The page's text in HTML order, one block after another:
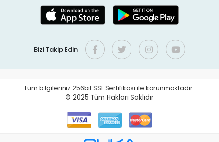
Bizi Takip Edin
Tüm bilgileriniz 256bit SSL Sertifikası ile korunmaktadır.
© 2025 Tüm Hakları Saklıdır